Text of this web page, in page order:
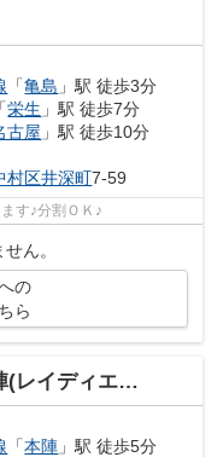
「亀島 」駅 徒歩3分
「栄生 」駅 徒歩7分
古屋 」駅 徒歩10分
村区井深町7-59
す♪分割ＯＫ♪
ん。
の
ら
エンス名駅本陣)
「本陣 」駅 徒歩5分